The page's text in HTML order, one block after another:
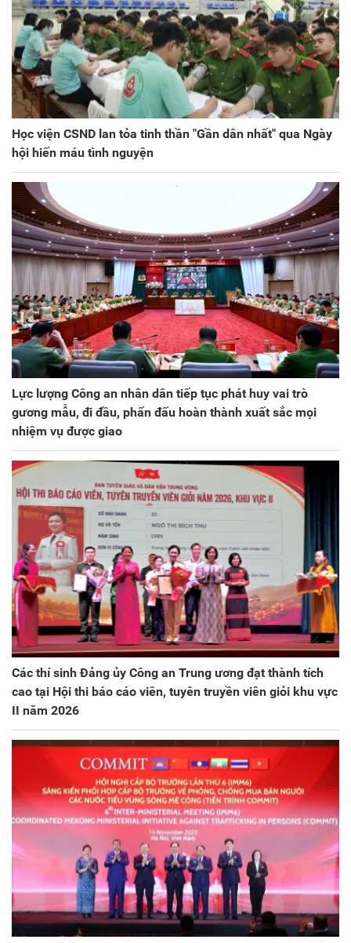
Học viện CSND lan tỏa tinh thần "Gần dân nhất" qua Ngày
hội hiến máu tình nguyện
Lực lượng Công an nhân dân tiếp tục phát huy vai trò
gương mẫu, đi đầu, phấn đấu hoàn thành xuất sắc mọi
nhiệm vụ được giao
Các thí sinh Đảng ủy Công an Trung ương đạt thành tích
cao tại Hội thi báo cáo viên, tuyên truyền viên giỏi khu vực
II năm 2026